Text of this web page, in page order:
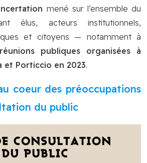
mené sur l’ensemble du
élus, acteurs institutionnels,
et citoyens — notamment à
réunions publiques organisées à
et Porticcio en 2023.
coeur des préoccupations
du public